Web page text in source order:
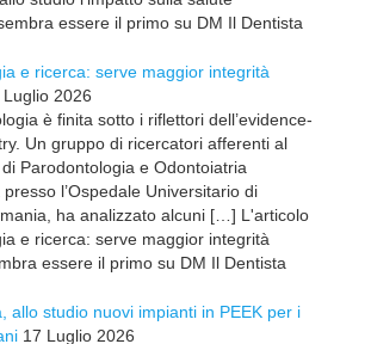
essere il primo su DM Il Dentista
e ricerca: serve maggior integrità
Luglio 2026
è finita sotto i riflettori dell’evidence-
Un gruppo di ricercatori afferenti al
Parodontologia e Odontoiatria
l’Ospedale Universitario di
ha analizzato alcuni […] L'articolo
e ricerca: serve maggior integrità
essere il primo su DM Il Dentista
allo studio nuovi impianti in PEEK per i
17 Luglio 2026